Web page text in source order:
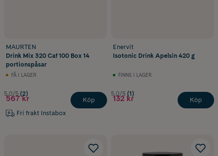
MAURTEN
Drink Mix 320 Caf 100 Box 14
portionspåsar
FÅ I LAGER
5.0/5 (2)
567 kr
Fri frakt Instabox
Köp
Enervit
Isotonic Drink Apelsin 420 g
FINNS I LAGER
5.0/5 (1)
132 kr Köp